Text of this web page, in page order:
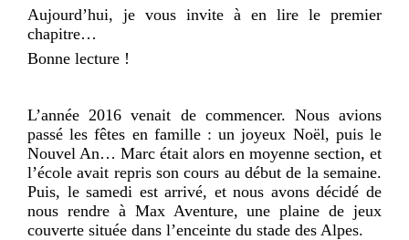
Aujourd’hui, je vous invite à en lire le premier
chapitre…
Bonne lecture !
L’année 2016 venait de commencer. Nous avions
passé les fêtes en famille : un joyeux Noël, puis le
Nouvel An… Marc était alors en moyenne section, et
l’école avait repris son cours au début de la semaine.
Puis, le samedi est arrivé, et nous avons décidé de
nous rendre à Max Aventure, une plaine de jeux
couverte située dans l’enceinte du stade des Alpes.